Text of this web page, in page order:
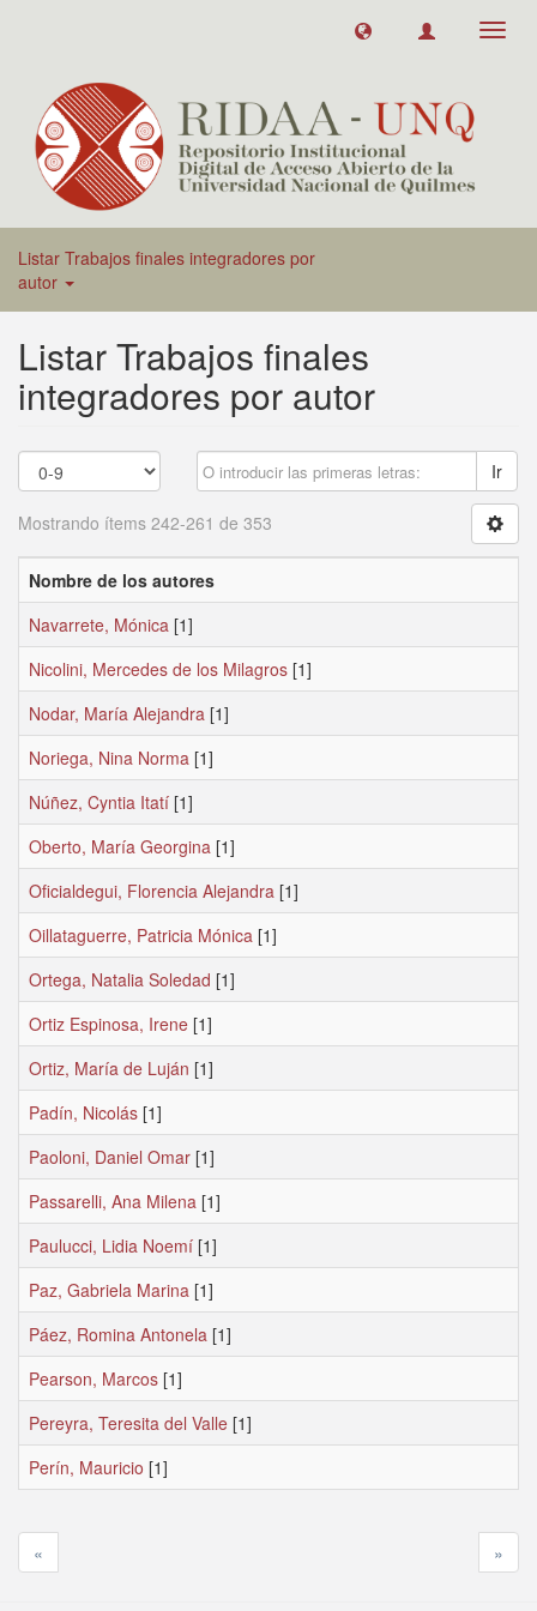
Listar Trabajos finales integradores por
autor
Listar Trabajos finales
integradores por autor
Ir
Mostrando ítems 242-261 de 353
Nombre de los autores
Navarrete, Mónica [1]
Nicolini, Mercedes de los Milagros [1]
Nodar, María Alejandra [1]
Noriega, Nina Norma [1]
Núñez, Cyntia Itatí [1]
Oberto, María Georgina [1]
Oficialdegui, Florencia Alejandra [1]
Oillataguerre, Patricia Mónica [1]
Ortega, Natalia Soledad [1]
Ortiz Espinosa, Irene [1]
Ortiz, María de Luján [1]
Padín, Nicolás [1]
Paoloni, Daniel Omar [1]
Passarelli, Ana Milena [1]
Paulucci, Lidia Noemí [1]
Paz, Gabriela Marina [1]
Páez, Romina Antonela [1]
Pearson, Marcos [1]
Pereyra, Teresita del Valle [1]
Perín, Mauricio [1]
« »